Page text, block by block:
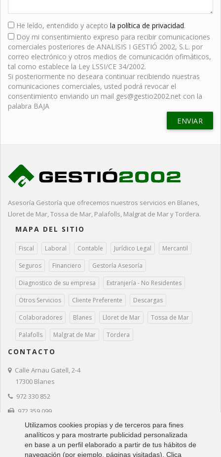
He leído, entendido y acepto la política de privacidad.
Doy mi consentimiento expreso para recibir comunicaciones
comerciales posteriores de ANALISIS I GESTIÓ 2002, S.L. por
correo electrónico y otros medios de comunicación ofimáticos,
tal como establece la Ley LSSI/CE 34/2002.
Si posteriormente no deseara continuar recibiendo nuestras
comunicaciones comerciales, usted podrá revocar el
consentimiento enviando un mail ges@gestio2002.net con la
palabra BAJA
Asesoría Gestoría que ofrecemos nuestros servicios en Blanes,
Lloret de Mar, Tossa de Mar, Palafolls, Malgrat de Mar y Tordera.
MAPA DEL SITIO
Fiscal Laboral Contable Jurídico Legal Mercantil
Seguros Financiero Gestoría Asesoría
Diagnostico de su empresa Extranjería - No Residentes
Otros Servicios Cliente Preferente Descargas
Colaboradores Blanes Lloret de Mar Tossa de Mar
Palafolls Malgrat de Mar Tordera
CONTACTO
Calle Arnau Gatell, 2-4
17300 Blanes
972 330 852
972 359 099
ges@gestio2002.net
www.gestio2002.net
Utilizamos cookies propias y de terceros para fines
analíticos y para mostrarte publicidad personalizada
en base a un perfil elaborado a partir de tus hábitos de
navegación (por ejemplo, páginas visitadas). Clica